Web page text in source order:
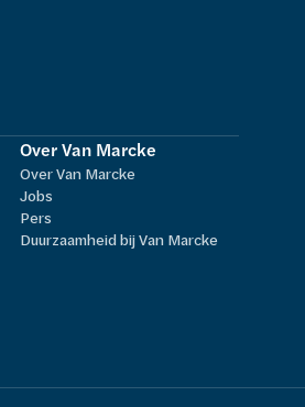
Over Van Marcke
Over Van Marcke
Jobs
Pers
Duurzaamheid bij Van Marcke